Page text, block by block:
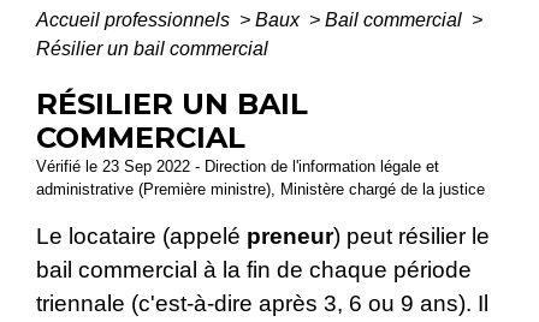
Accueil professionnels > Baux > Bail commercial >
Résilier un bail commercial
RÉSILIER UN BAIL
COMMERCIAL
Vérifié le 23 Sep 2022 - Direction de l'information légale et
administrative (Première ministre), Ministère chargé de la justice
Le locataire (appelé preneur) peut résilier le
bail commercial à la fin de chaque période
triennale (c'est-à-dire après 3, 6 ou 9 ans). Il